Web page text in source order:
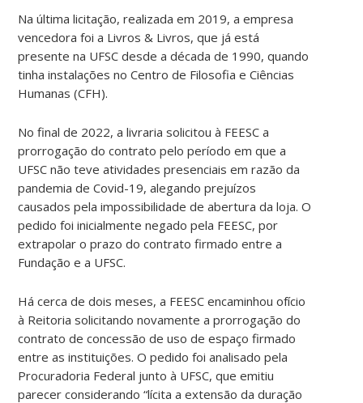
Na última licitação, realizada em 2019, a empresa
vencedora foi a Livros & Livros, que já está
presente na UFSC desde a década de 1990, quando
tinha instalações no Centro de Filosofia e Ciências
Humanas (CFH).
No final de 2022, a livraria solicitou à FEESC a
prorrogação do contrato pelo período em que a
UFSC não teve atividades presenciais em razão da
pandemia de Covid-19, alegando prejuízos
causados pela impossibilidade de abertura da loja. O
pedido foi inicialmente negado pela FEESC, por
extrapolar o prazo do contrato firmado entre a
Fundação e a UFSC.
Há cerca de dois meses, a FEESC encaminhou ofício
à Reitoria solicitando novamente a prorrogação do
contrato de concessão de uso de espaço firmado
entre as instituições. O pedido foi analisado pela
Procuradoria Federal junto à UFSC, que emitiu
parecer considerando “lícita a extensão da duração